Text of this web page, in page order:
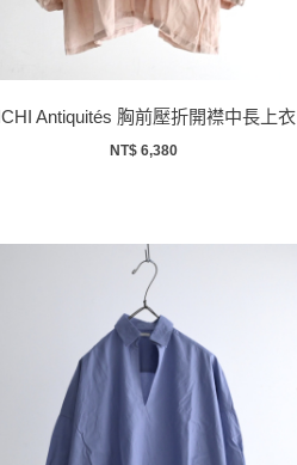
ICHI Antiquités 胸前壓折開襟中長上衣
NT$ 6,380